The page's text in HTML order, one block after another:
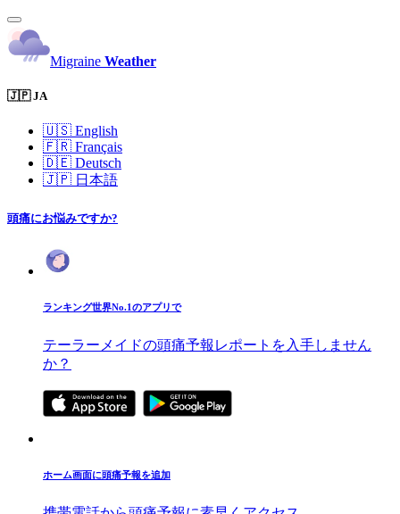
Migraine Weather
🇯🇵 JA
🇺🇸 English
🇫🇷 Français
🇩🇪 Deutsch
🇯🇵 日本語
頭痛にお悩みですか?
ランキング世界No.1のアプリで
テーラーメイドの頭痛予報レポートを入手しません
か？
ホーム画面に頭痛予報を追加